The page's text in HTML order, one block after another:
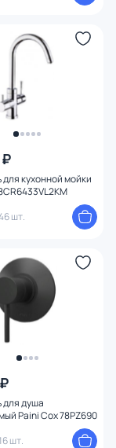
кухонной мойки
шт.
душа
Paini Cox 78PZ690
шт.